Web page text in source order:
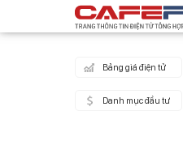
Bảng giá điện tử
Danh mục đầu tư